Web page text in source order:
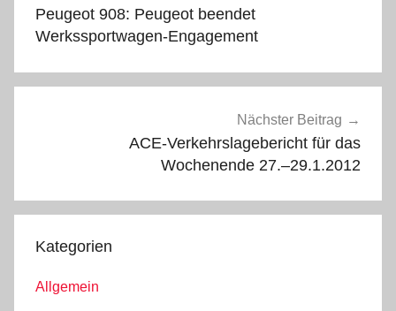
Peugeot 908: Peugeot beendet
Werkssportwagen-Engagement
Nächster Beitrag
ACE-Verkehrslagebericht für das
Wochenende 27.–29.1.2012
Kategorien
Allgemein